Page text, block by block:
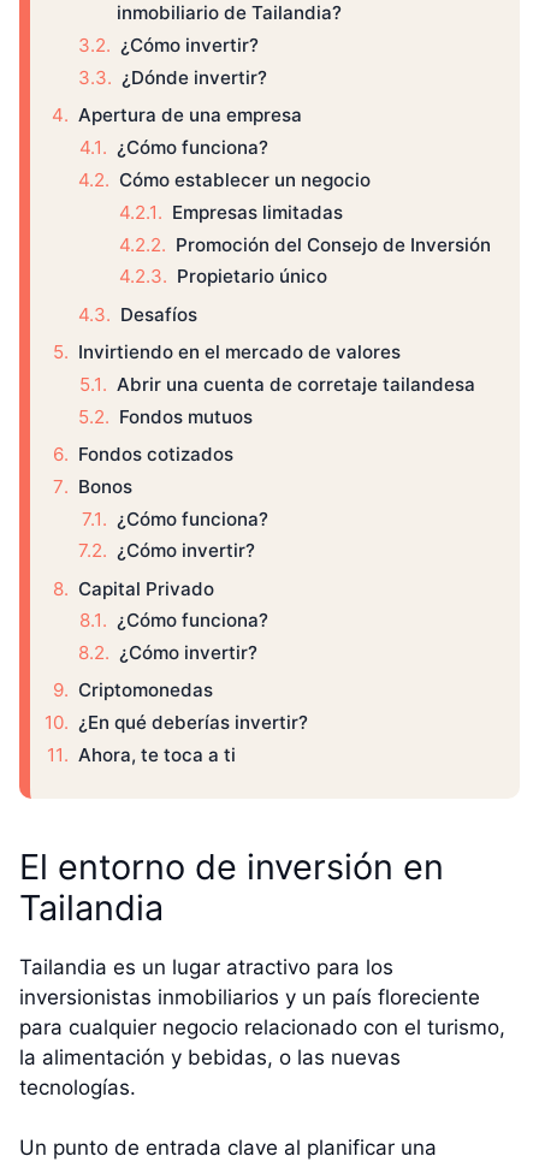
inmobiliario de Tailandia?
¿Cómo invertir?
¿Dónde invertir?
Apertura de una empresa
¿Cómo funciona?
Cómo establecer un negocio
Empresas limitadas
Promoción del Consejo de Inversión
Propietario único
Desafíos
Invirtiendo en el mercado de valores
Abrir una cuenta de corretaje tailandesa
Fondos mutuos
Fondos cotizados
Bonos
¿Cómo funciona?
¿Cómo invertir?
Capital Privado
¿Cómo funciona?
¿Cómo invertir?
Criptomonedas
¿En qué deberías invertir?
Ahora, te toca a ti
El entorno de inversión en
Tailandia
Tailandia es un lugar atractivo para los
inversionistas inmobiliarios y un país floreciente
para cualquier negocio relacionado con el turismo,
la alimentación y bebidas, o las nuevas
tecnologías.
Un punto de entrada clave al planificar una